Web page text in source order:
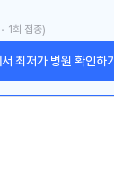
1회 접종)
최저가 병원 확인하기